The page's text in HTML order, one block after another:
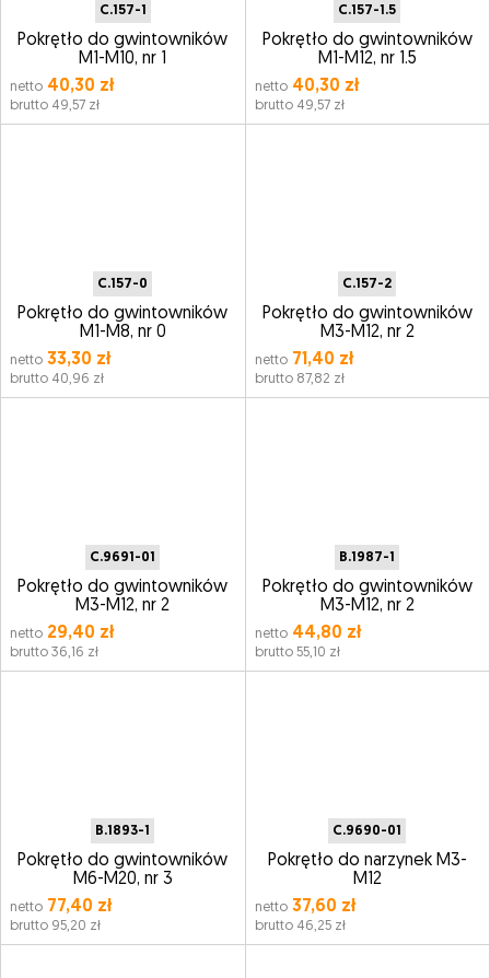
C.157-1
Pokrętło do gwintowników
M1-M10, nr 1
netto 40,30 zł
brutto 49,57 zł
C.157-1.5
Pokrętło do gwintowników
M1-M12, nr 1.5
netto40,30 zł
brutto 49,57 zł
C.157-0
Pokrętło do gwintowników
M1-M8, nr 0
netto 33,30 zł
brutto 40,96 zł
C.157-2
Pokrętło do gwintowników
M3-M12, nr 2
netto71,40 zł
brutto 87,82 zł
C.9691-01
Pokrętło do gwintowników
M3-M12, nr 2
netto 29,40 zł
brutto 36,16 zł
B.1987-1
Pokrętło do gwintowników
M3-M12, nr 2
netto44,80 zł
brutto 55,10 zł
B.1893-1
Pokrętło do gwintowników
M6-M20, nr 3
netto 77,40 zł
brutto 95,20 zł
C.9690-01
Pokrętło do narzynek M3-
M12
netto37,60 zł
brutto 46,25 zł